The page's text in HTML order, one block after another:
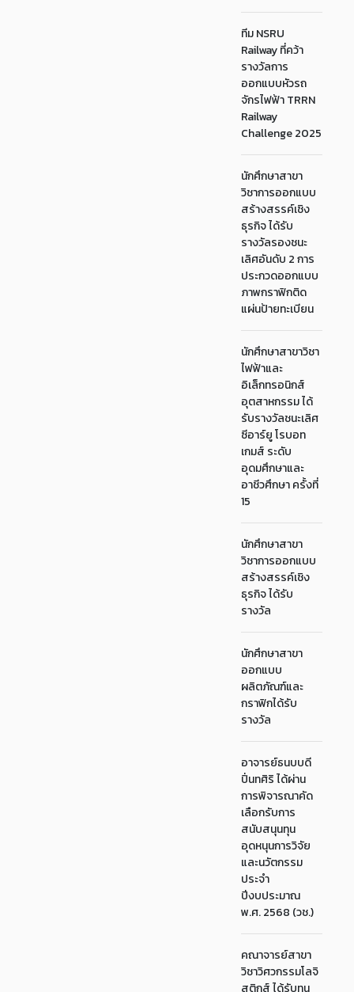
ทีม NSRU
Railway ที่คว้า
รางวัลการ
ออกแบบหัวรถ
จักรไฟฟ้า TRRN
Railway
Challenge 2025
นักศึกษาสาขา
วิชาการออกแบบ
สร้างสรรค์เชิง
ธุรกิจ ได้รับ
รางวัลรองชนะ
เลิศอันดับ 2 การ
ประกวดออกแบบ
ภาพกราฟิกติด
แผ่นป้ายทะเบียน
นักศึกษาสาขาวิชา
ไฟฟ้าและ
อิเล็กทรอนิกส์
อุตสาหกรรม ได้
รับรางวัลชนะเลิศ
ซีอาร์ยู โรบอท
เกมส์ ระดับ
อุดมศึกษาและ
อาชีวศึกษา ครั้งที่
15
นักศึกษาสาขา
วิชาการออกแบบ
สร้างสรรค์เชิง
ธุรกิจ ได้รับ
รางวัล
นักศึกษาสาขา
ออกแบบ
ผลิตภัณฑ์และ
กราฟิกได้รับ
รางวัล
อาจารย์ธนบบดี
ปิ่นทศิริ ได้ผ่าน
การพิจารณาคัด
เลือกรับการ
สนับสนุนทุน
อุดหนุนการวิจัย
และนวัตกรรม
ประจำ
ปีงบประมาณ
พ.ศ. 2568 (วช.)
คณาจารย์สาขา
วิชาวิศวกรรมโลจิ
สติกส์ ได้รับทุน